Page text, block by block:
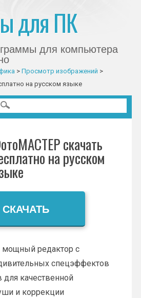
для ПК
для компьютера
> Просмотр изображений >
на русском языке
скачать
на русском
СКАЧАТЬ
редактор с
спецэффектов
для качественной
и коррекции